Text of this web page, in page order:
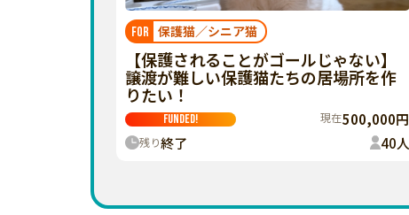
FOR 保護猫／シニア猫
【保護されることがゴールじゃない】
譲渡が難しい保護猫たちの居場所を作
りたい！
FUNDED! 現在500,000円
残り終了 40人